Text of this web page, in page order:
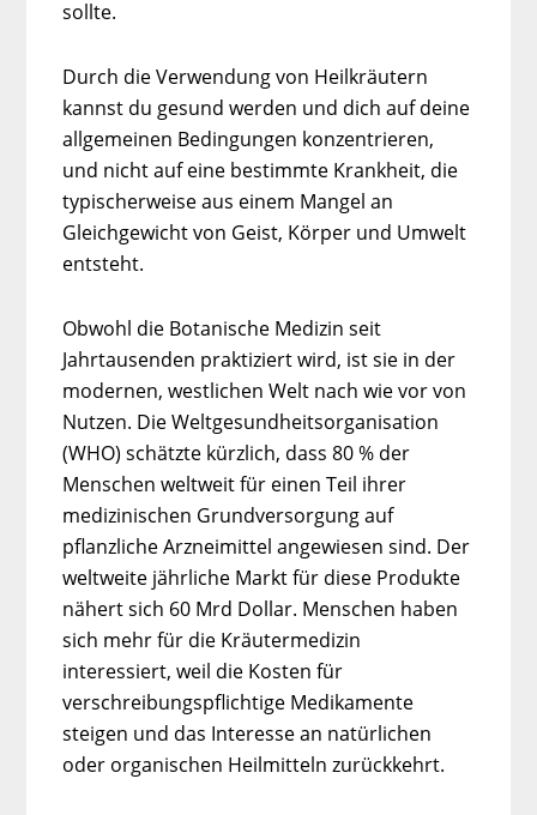
sollte.
Durch die Verwendung von Heilkräutern
kannst du gesund werden und dich auf deine
allgemeinen Bedingungen konzentrieren,
und nicht auf eine bestimmte Krankheit, die
typischerweise aus einem Mangel an
Gleichgewicht von Geist, Körper und Umwelt
entsteht.
Obwohl die Botanische Medizin seit
Jahrtausenden praktiziert wird, ist sie in der
modernen, westlichen Welt nach wie vor von
Nutzen. Die Weltgesundheitsorganisation
(WHO) schätzte kürzlich, dass 80 % der
Menschen weltweit für einen Teil ihrer
medizinischen Grundversorgung auf
pflanzliche Arzneimittel angewiesen sind. Der
weltweite jährliche Markt für diese Produkte
nähert sich 60 Mrd Dollar. Menschen haben
sich mehr für die Kräutermedizin
interessiert, weil die Kosten für
verschreibungspflichtige Medikamente
steigen und das Interesse an natürlichen
oder organischen Heilmitteln zurückkehrt.